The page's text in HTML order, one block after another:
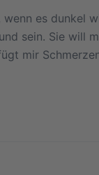
wenn es dunkel
sein. Sie will
mir